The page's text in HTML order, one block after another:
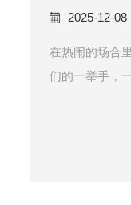
2025-12-08
在热闹的场合
们的一举手，